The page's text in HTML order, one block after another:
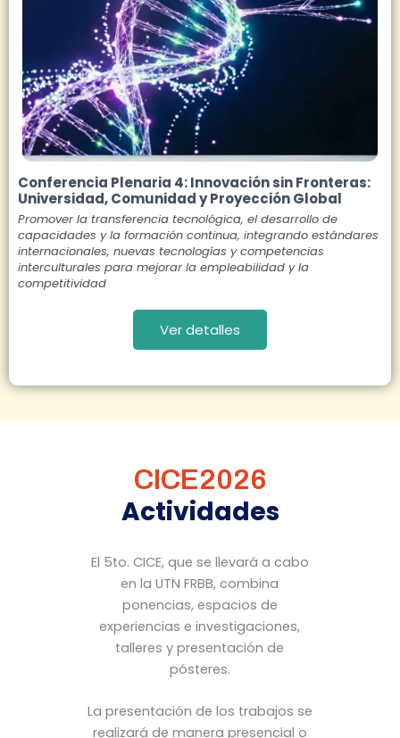
Conferencia Plenaria 4: Innovación sin Fronteras:
Universidad, Comunidad y Proyección Global
Promover la transferencia tecnológica, el desarrollo de
capacidades y la formación continua, integrando estándares
internacionales, nuevas tecnologías y competencias
interculturales para mejorar la empleabilidad y la
competitividad
Ver detalles
CICE2026
Actividades
El 5to. CICE, que se llevará a cabo
en la UTN FRBB, combina
ponencias, espacios de
experiencias e investigaciones,
talleres y presentación de
pósteres.
La presentación de los trabajos se
realizará de manera presencial o